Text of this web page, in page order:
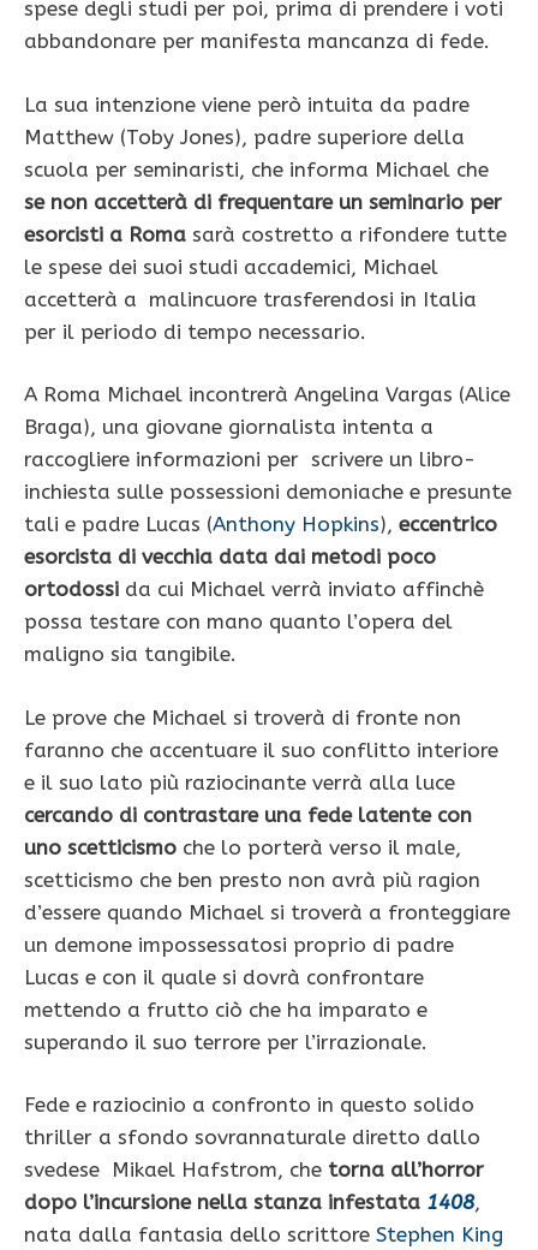
spese degli studi per poi, prima di prendere i voti
abbandonare per manifesta mancanza di fede.
La sua intenzione viene però intuita da padre
Matthew (Toby Jones), padre superiore della
scuola per seminaristi, che informa Michael che
se non accetterà di frequentare un seminario per
esorcisti a Roma sarà costretto a rifondere tutte
le spese dei suoi studi accademici, Michael
accetterà a malincuore trasferendosi in Italia
per il periodo di tempo necessario.
A Roma Michael incontrerà Angelina Vargas (Alice
Braga), una giovane giornalista intenta a
raccogliere informazioni per scrivere un libro-
inchiesta sulle possessioni demoniache e presunte
tali e padre Lucas (Anthony Hopkins), eccentrico
esorcista di vecchia data dai metodi poco
ortodossi da cui Michael verrà inviato affinchè
possa testare con mano quanto l’opera del
maligno sia tangibile.
Le prove che Michael si troverà di fronte non
faranno che accentuare il suo conflitto interiore
e il suo lato più raziocinante verrà alla luce
cercando di contrastare una fede latente con
uno scetticismo che lo porterà verso il male,
scetticismo che ben presto non avrà più ragion
d’essere quando Michael si troverà a fronteggiare
un demone impossessatosi proprio di padre
Lucas e con il quale si dovrà confrontare
mettendo a frutto ciò che ha imparato e
superando il suo terrore per l’irrazionale.
Fede e raziocinio a confronto in questo solido
thriller a sfondo sovrannaturale diretto dallo
svedese Mikael Hafstrom, che torna all’horror
dopo l’incursione nella stanza infestata 1408,
nata dalla fantasia dello scrittore Stephen King